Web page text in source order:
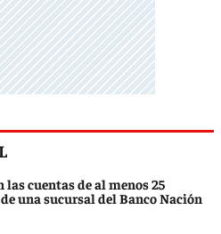
las cuentas de al menos 25
una sucursal del Banco Nación